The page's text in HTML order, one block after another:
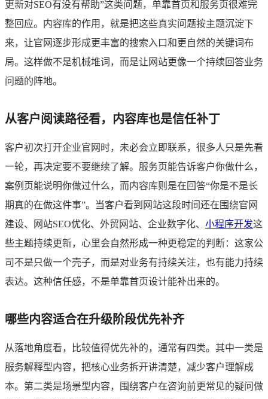
更新对SEO有没有帮助”这类问题，单靠首页和服务页很难完
整回应。内容库的作用，就是把这些真实问题按主题沉淀下
来，让官网逐步形成更丰富的搜索入口和更自然的关键词布
局。这样做不是机械堆词，而是让网站更像一个持续回答业务
问题的阵地。
从客户阅读路径看，内容库也是信任补丁
客户初次打开企业官网时，未必会立即联系，很多人只是先看
一轮，再决定要不要继续了解。服务页能告诉客户你做什么，
案例页能说明你做过什么，而内容库则是在回答“你是不是长
期真的在做这件事”。当客户看到网站这段时间还在围绕官网
建设、网站SEO优化、外贸网站、企业数字化、 小程序开发这
些主题持续更新，心里会自然形成一种更稳定的判断：这家公
司不是只做一个壳子，而是对业务有持续关注，也有能力持续
表达。这种信任感，不是单靠首页设计能补出来的。
哪些内容适合在升级阶段优先补齐
从落地角度看，比较值得优先补的，通常有四类。其中一类是
服务解释型内容，把核心业务拆开讲清楚，减少客户理解成
本。第二类是场景型内容，围绕客户在咨询前更常见的疑问做